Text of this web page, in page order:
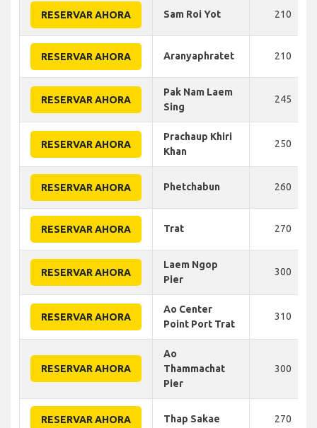
RESERVAR AHORA Sam Roi Yot 210
RESERVAR AHORA Aranyaphratet 210
RESERVAR AHORA
Pak Nam Laem
Sing
245
RESERVAR AHORA
Prachaup Khiri
Khan
250
RESERVAR AHORA Phetchabun 260
RESERVAR AHORA Trat 270
RESERVAR AHORA
Laem Ngop
Pier
300
RESERVAR AHORA
Ao Center
Point Port Trat
310
RESERVAR AHORA
Ao
Thammachat
Pier
300
RESERVAR AHORA Thap Sakae 270